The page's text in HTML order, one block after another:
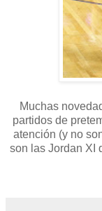
Muchas
partidos de
atención (y no
son las Jordan XI